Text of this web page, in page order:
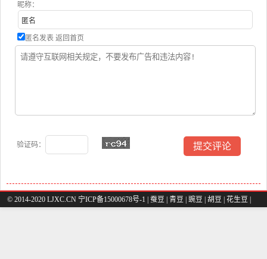
昵称：
匿名发表 返回首页
验证码：
© 2014-2020 LJXC.CN 宁ICP备15000678号-1 | 蚕豆 青豆 豌豆 胡豆 花生豆